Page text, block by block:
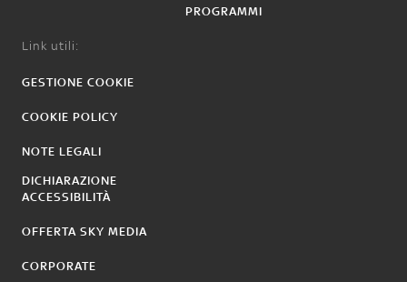
PROGRAMMI
Link utili:
GESTIONE COOKIE
COOKIE POLICY
NOTE LEGALI
DICHIARAZIONE
ACCESSIBILITÀ
OFFERTA SKY MEDIA
CORPORATE